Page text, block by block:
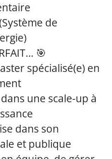
de
🎯
spécialisé(e) en
une scale-up à
dans son
et publique